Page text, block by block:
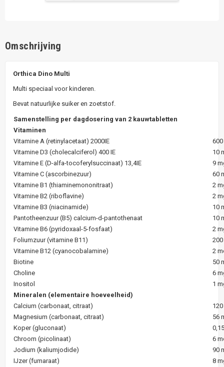
Omschrijving
Orthica Dino Multi
Multi speciaal voor kinderen.
Bevat natuurlijke suiker en zoetstof.
Samenstelling per dagdosering van 2 kauwtabletten
Vitaminen
Vitamine A (retinylacetaat) 2000IE
Vitamine D3 (cholecalciferol) 400 IE
10
Vitamine E (D-alfa-tocoferylsuccinaat) 13,4IE
9
Vitamine C (ascorbinezuur)
60
Vitamine B1 (thiaminemononitraat)
2
Vitamine B2 (riboflavine)
2
Vitamine B3 (niacinamide)
10
Pantotheenzuur (B5) calcium-d-pantothenaat
10
Vitamine B6 (pyridoxaal-5-fosfaat)
2
Foliumzuur (vitamine B11)
Vitamine B12 (cyanocobalamine)
2
Biotine
50
Choline
6
Inositol
1
Mineralen (elementaire hoeveelheid)
Calcium (carbonaat, citraat)
Magnesium (carbonaat, citraat)
56
Koper (gluconaat)
Chroom (picolinaat)
6
Jodium (kaliumjodide)
90
IJzer (fumaraat)
8